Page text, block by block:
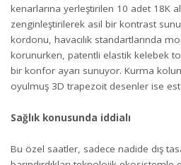
kenarlarına yerleştirilen 10 adet 18K
zenginleştirilerek asil bir kontrast
kordonu, havacılık standartlarında
korunurken, patentli elastik kelebek
bir konfor ayarı sunuyor. Kurma
oyulmuş 3D trapezoit desenler ise
Sağlık konusunda iddialı
Bu özel saatler, sadece nadide dış